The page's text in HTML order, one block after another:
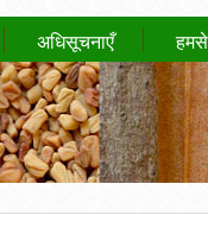
अधिसूचनाएँ